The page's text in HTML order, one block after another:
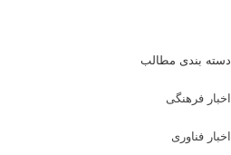
دسته بندی مطالب
اخبار فرهنگی
اخبار فناوری